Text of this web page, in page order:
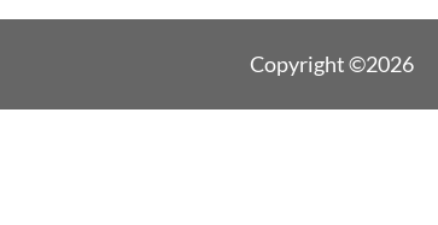
Copyright ©2026